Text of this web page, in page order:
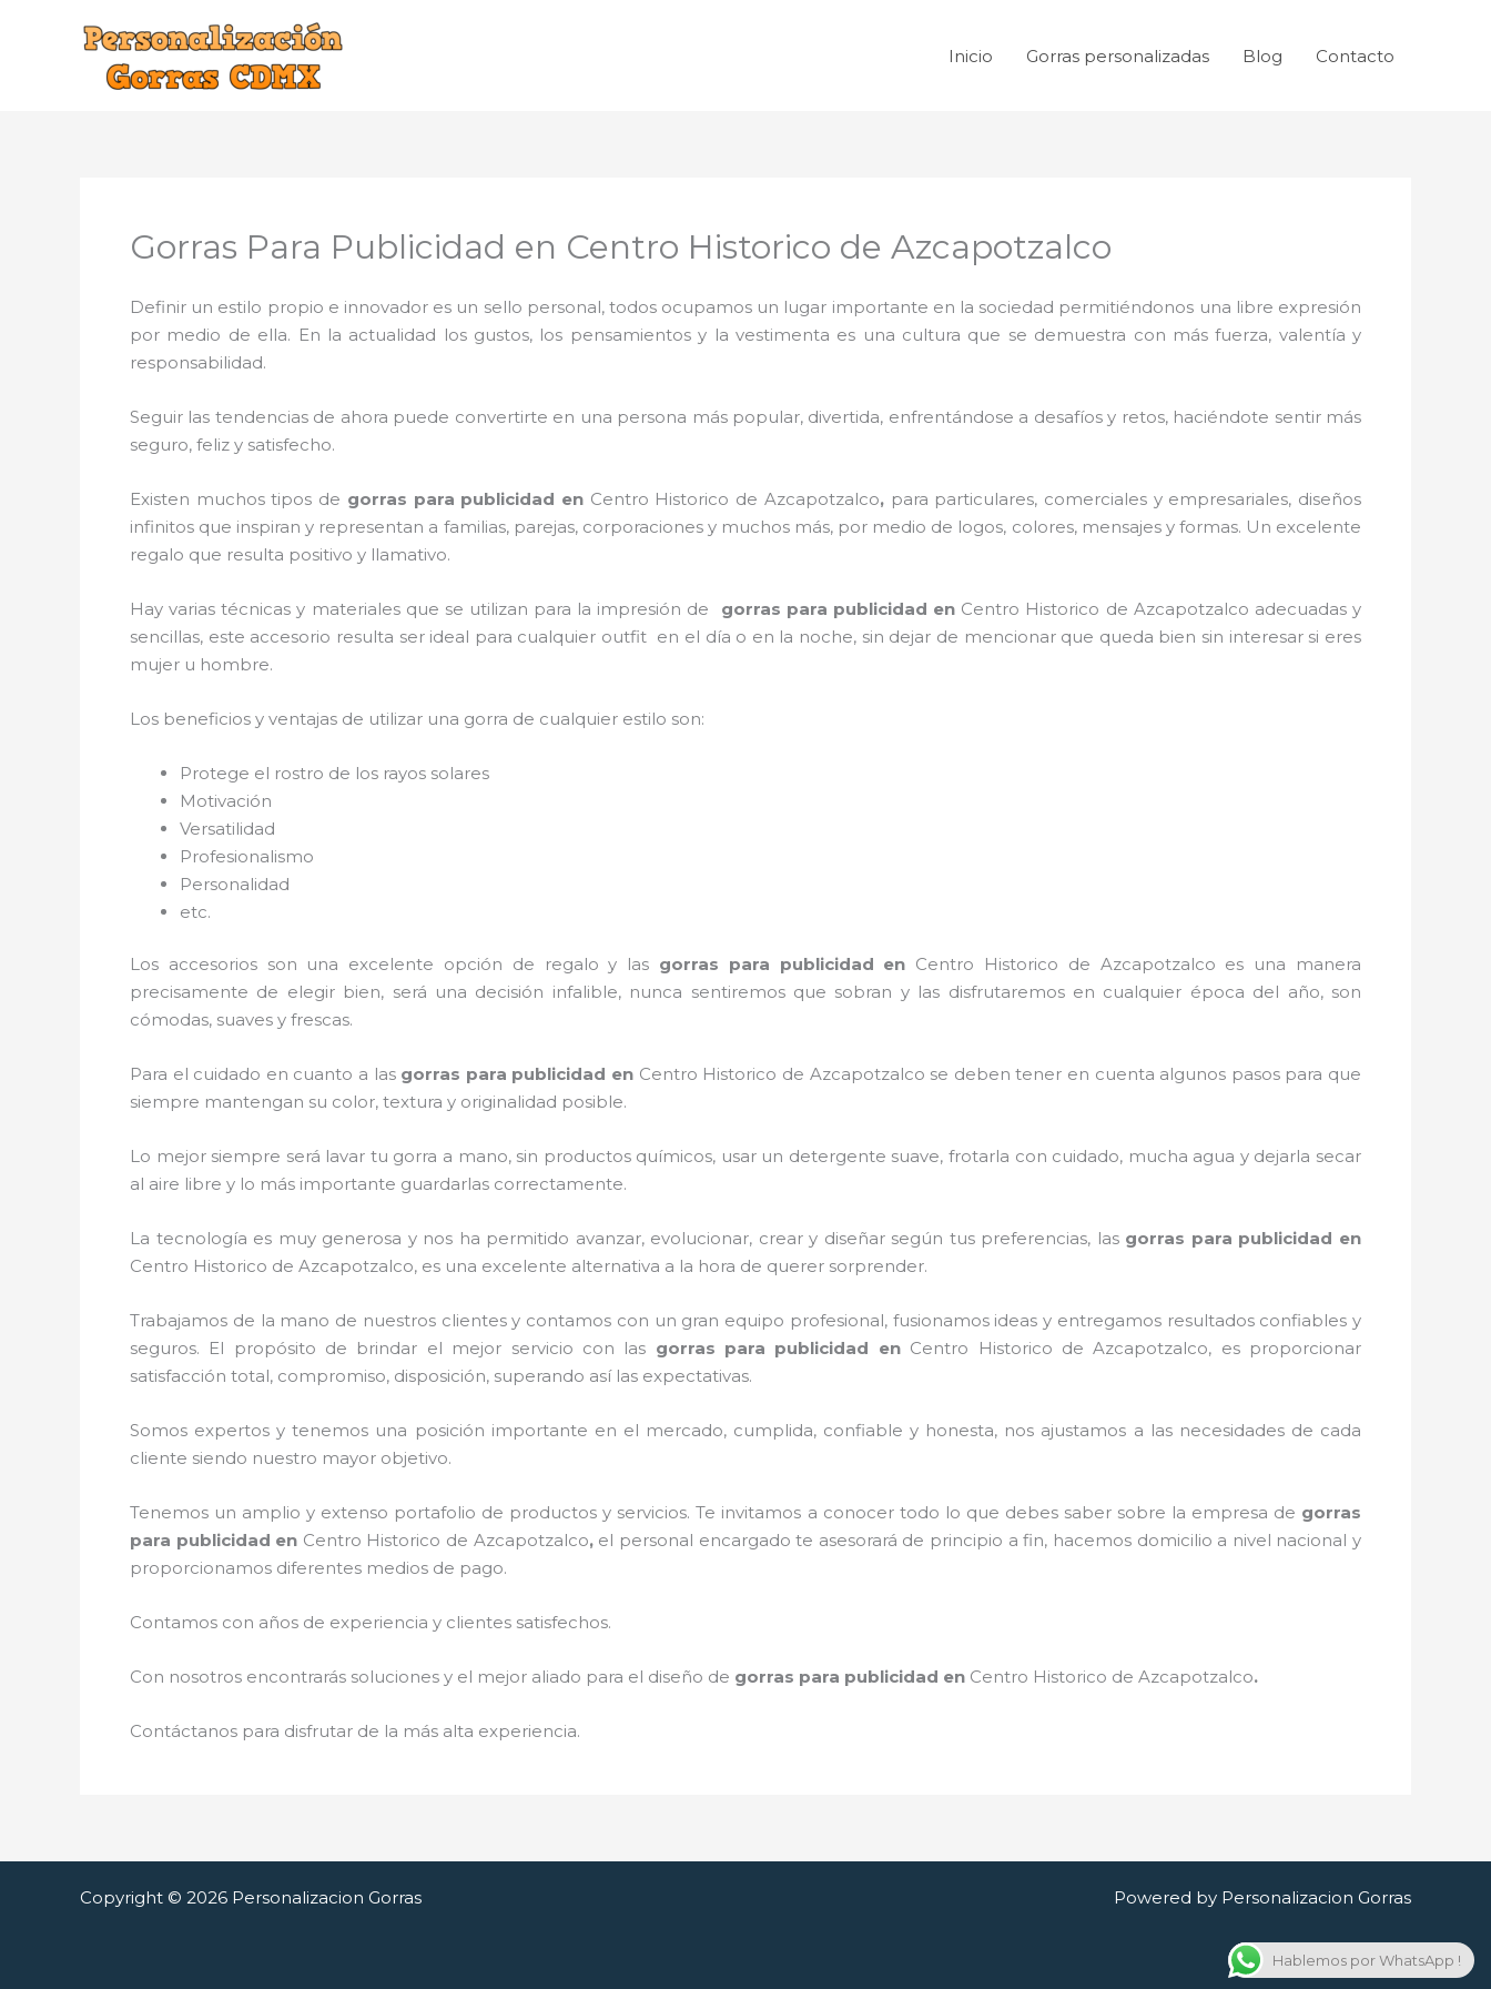
Inicio Gorras personalizadas Blog Contacto
Gorras Para Publicidad en Centro Historico de Azcapotzalco
Definir un estilo propio e innovador es un sello personal, todos ocupamos un lugar importante en la sociedad permitiéndonos una libre expresión
por medio de ella. En la actualidad los gustos, los pensamientos y la vestimenta es una cultura que se demuestra con más fuerza, valentía y
responsabilidad.
Seguir las tendencias de ahora puede convertirte en una persona más popular, divertida, enfrentándose a desafíos y retos, haciéndote sentir más
seguro, feliz y satisfecho.
Existen muchos tipos de gorras para publicidad en Centro Historico de Azcapotzalco, para particulares, comerciales y empresariales, diseños
infinitos que inspiran y representan a familias, parejas, corporaciones y muchos más, por medio de logos, colores, mensajes y formas. Un excelente
regalo que resulta positivo y llamativo.
Hay varias técnicas y materiales que se utilizan para la impresión de gorras para publicidad en Centro Historico de Azcapotzalco adecuadas y
sencillas, este accesorio resulta ser ideal para cualquier outfit en el día o en la noche, sin dejar de mencionar que queda bien sin interesar si eres
mujer u hombre.
Los beneficios y ventajas de utilizar una gorra de cualquier estilo son:
Protege el rostro de los rayos solares
Motivación
Versatilidad
Profesionalismo
Personalidad
etc.
Los accesorios son una excelente opción de regalo y las gorras para publicidad en Centro Historico de Azcapotzalco es una manera
precisamente de elegir bien, será una decisión infalible, nunca sentiremos que sobran y las disfrutaremos en cualquier época del año, son
cómodas, suaves y frescas.
Para el cuidado en cuanto a las gorras para publicidad en Centro Historico de Azcapotzalco se deben tener en cuenta algunos pasos para que
siempre mantengan su color, textura y originalidad posible.
Lo mejor siempre será lavar tu gorra a mano, sin productos químicos, usar un detergente suave, frotarla con cuidado, mucha agua y dejarla secar
al aire libre y lo más importante guardarlas correctamente.
La tecnología es muy generosa y nos ha permitido avanzar, evolucionar, crear y diseñar según tus preferencias, las gorras para publicidad en
Centro Historico de Azcapotzalco, es una excelente alternativa a la hora de querer sorprender.
Trabajamos de la mano de nuestros clientes y contamos con un gran equipo profesional, fusionamos ideas y entregamos resultados confiables y
seguros. El propósito de brindar el mejor servicio con las gorras para publicidad en Centro Historico de Azcapotzalco, es proporcionar
satisfacción total, compromiso, disposición, superando así las expectativas.
Somos expertos y tenemos una posición importante en el mercado, cumplida, confiable y honesta, nos ajustamos a las necesidades de cada
cliente siendo nuestro mayor objetivo.
Tenemos un amplio y extenso portafolio de productos y servicios. Te invitamos a conocer todo lo que debes saber sobre la empresa de gorras
para publicidad en Centro Historico de Azcapotzalco, el personal encargado te asesorará de principio a fin, hacemos domicilio a nivel nacional y
proporcionamos diferentes medios de pago.
Contamos con años de experiencia y clientes satisfechos.
Con nosotros encontrarás soluciones y el mejor aliado para el diseño de gorras para publicidad en Centro Historico de Azcapotzalco.
Contáctanos para disfrutar de la más alta experiencia.
Copyright © 2026 Personalizacion Gorras Powered by Personalizacion Gorras
Hablemos por WhatsApp !